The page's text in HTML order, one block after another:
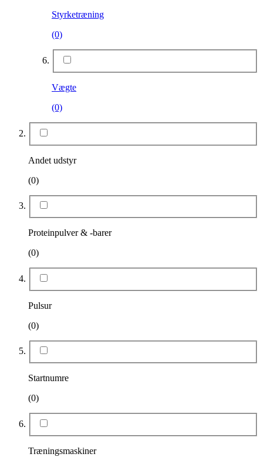
Styrketræning
(0)
Vægte
(0)
Andet udstyr
(0)
Proteinpulver & -barer
(0)
Pulsur
(0)
Startnumre
(0)
Træningsmaskiner